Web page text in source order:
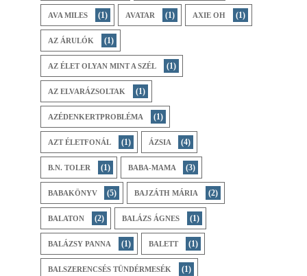
AVA MILES (1) AVATAR (1) AXIE OH (1)
AZ ​ÁRULÓK (1)
AZ ÉLET OLYAN MINT A SZÉL (1)
AZ ELVARÁZSOLTAK (1)
AZÉDENKERTPROBLÉMA (1)
AZT ÉLETFONÁL (1) ÁZSIA (4)
B.N. TOLER (1) BABA-MAMA (3)
BABAKÖNYV (5) BAJZÁTH MÁRIA (2)
BALATON (2) BALÁZS ÁGNES (1)
BALÁZSY PANNA (1) BALETT (1)
BALSZERENCSÉS TÜNDÉRMESÉK (1)